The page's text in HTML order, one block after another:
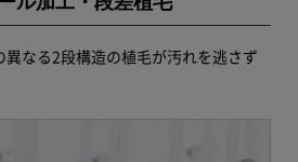
異なる2段構造の植毛が汚れを逃さず